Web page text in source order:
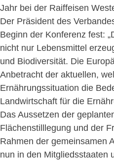
Jahr bei der Raiffeisen
Der Präsident des
Beginn der Konferenz fest:
nicht nur Lebensmittel
und Biodiversität. Die
Anbetracht der aktuellen,
Ernährungssituation die
Landwirtschaft für die
Das Aussetzen der
Flächenstilllegung und der
Rahmen der gemeinsamen
nun in den Mitgliedsstaaten